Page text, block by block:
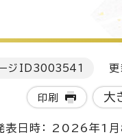
ジID 3003541 更
印刷 大
表日時： 2026年1